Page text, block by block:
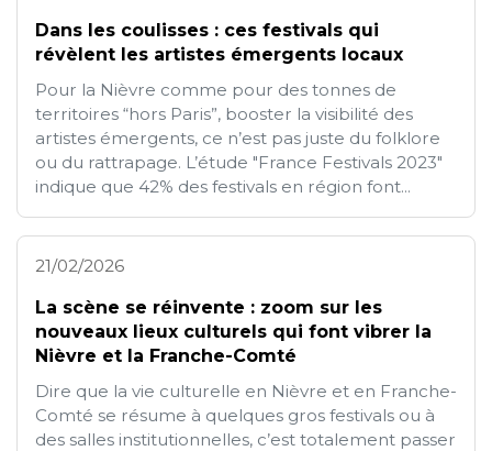
Dans les coulisses : ces festivals qui
révèlent les artistes émergents locaux
Pour la Nièvre comme pour des tonnes de
territoires “hors Paris”, booster la visibilité des
artistes émergents, ce n’est pas juste du folklore
ou du rattrapage. L’étude "France Festivals 2023"
indique que 42% des festivals en région font...
21/02/2026
La scène se réinvente : zoom sur les
nouveaux lieux culturels qui font vibrer la
Nièvre et la Franche-Comté
Dire que la vie culturelle en Nièvre et en Franche-
Comté se résume à quelques gros festivals ou à
des salles institutionnelles, c’est totalement passer